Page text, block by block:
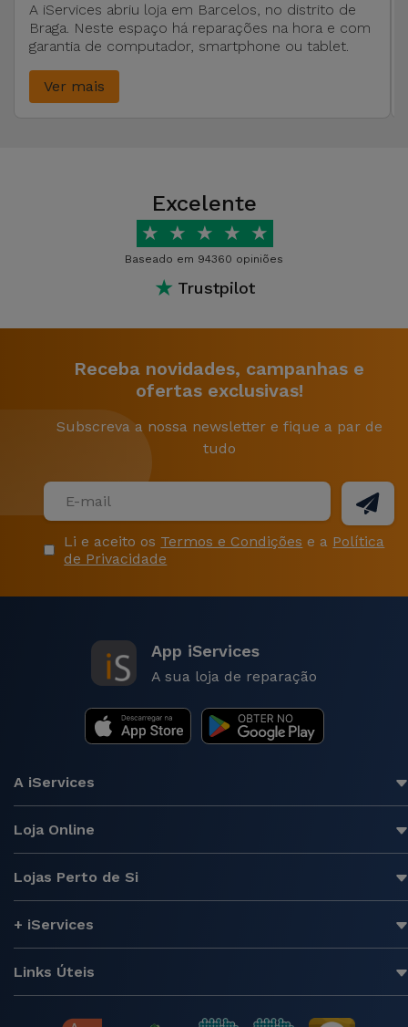
A iServices abriu loja em Barcelos, no distrito de
Braga. Neste espaço há reparações na hora e com
garantia de computador, smartphone ou tablet.
Ver mais
Excelente
★ ★ ★ ★ ★
Baseado em 94360 opiniões
★ Trustpilot
Receba novidades, campanhas e
ofertas exclusivas!
Subscreva a nossa newsletter e fique a par de
tudo
Li e aceito os Termos e Condições e a Política
de Privacidade
App iServices
A sua loja de reparação
A iServices
Loja Online
Lojas Perto de Si
+ iServices
Links Úteis